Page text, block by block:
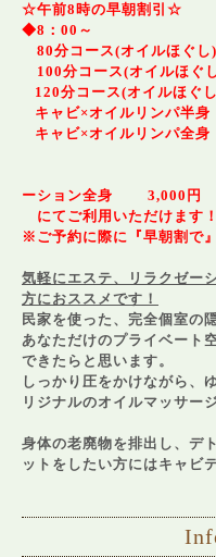
☆午前8時の早朝割引☆
◆8：00～
80分コース(オイルほぐし
100分コース(オイルほぐ
120分コース(オイルほぐ
キャビ×オイルリンパ半
キャビ×オイル
ーション全身 3,000円
にてご利用いただけます！
※ご予約に際に『早朝割で
気軽にエステ、リラクゼー
方におススメです！
民家を使った、完全個室の
あなただけのプライベート
できたらと思います。
しっかり圧をかけながら、
リジナルのオイルマッサー
身体の老廃物を排出し、デ
ットをしたい方にはキャビ